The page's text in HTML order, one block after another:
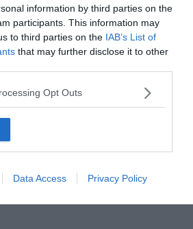
information by third parties on the
participants. This information may
to third parties on the IAB’s List of
that may further disclose it to other
Opt Outs
Data Access Privacy Policy
Hirdetés